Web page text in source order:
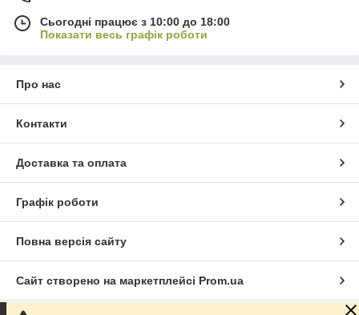
Сьогодні працює з 10:00 до 18:00
Показати весь графік роботи
Про нас
Контакти
Доставка та оплата
Графік роботи
Повна версія сайту
Сайт створено на маркетплейсі Prom.ua